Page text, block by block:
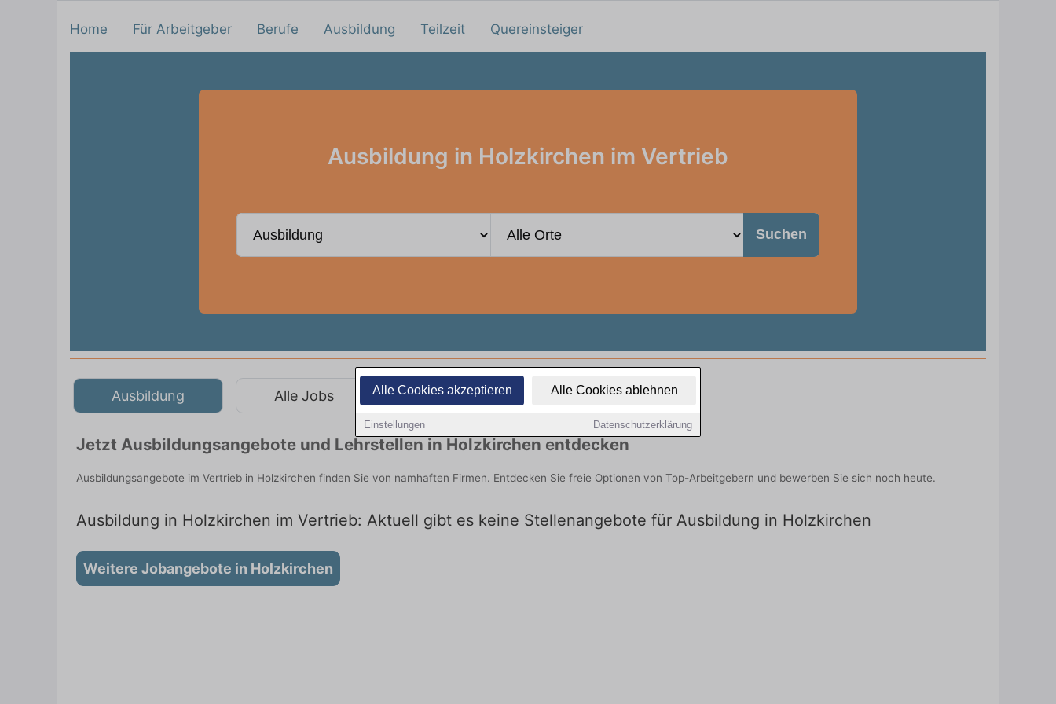
Alle Cookies akzeptieren Alle Cookies ablehnen
Einstellungen Datenschutzerklärung
Home Für Arbeitgeber Berufe Ausbildung Teilzeit Quereinsteiger
Ausbildung in Holzkirchen im Vertrieb
Suchen
Ausbildung Alle Jobs Teilzeit Quereinsteiger
Jetzt Ausbildungsangebote und Lehrstellen in Holzkirchen entdecken
Ausbildungsangebote im Vertrieb in Holzkirchen finden Sie von namhaften Firmen. Entdecken Sie freie Optionen von Top-Arbeitgebern und bewerben Sie sich noch heute.
Ausbildung in Holzkirchen im Vertrieb: Aktuell gibt es keine Stellenangebote für Ausbildung in Holzkirchen
Weitere Jobangebote in Holzkirchen